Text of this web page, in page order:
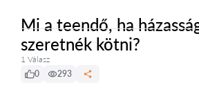
Mi a teendő, ha
szeretnék kötni?
1 Válasz
0
293